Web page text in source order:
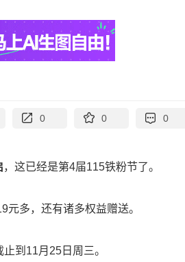
0 0 0
，这已经是第4届115铁粉节了。
多，还有诸多权益赠送。
到11月25日周三。